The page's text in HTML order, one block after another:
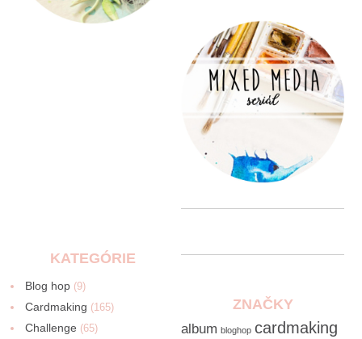
KATEGÓRIE
Blog hop (9)
Cardmaking (165)
Challenge (65)
ZNAČKY
album bloghop cardmaking